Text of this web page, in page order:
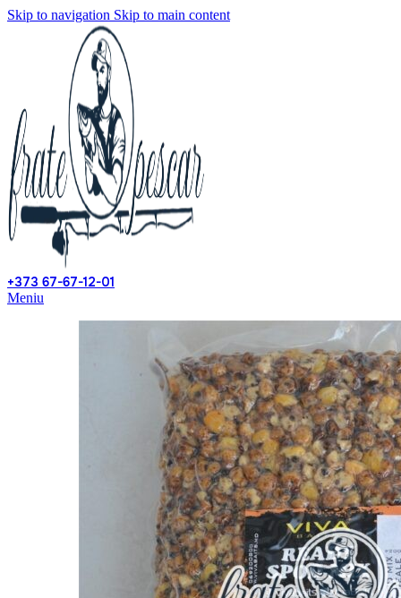
Skip to navigation Skip to main content
+373 67-67-12-01
Meniu